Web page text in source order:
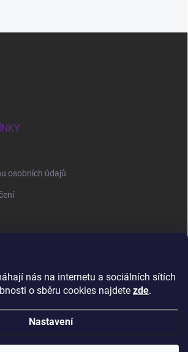
nás na internetu a sociálních sítích
o sběru cookies najdete zde.
Nastavení
osobních údajů
Nehtové Kurzy Hradec - profesní kurzy